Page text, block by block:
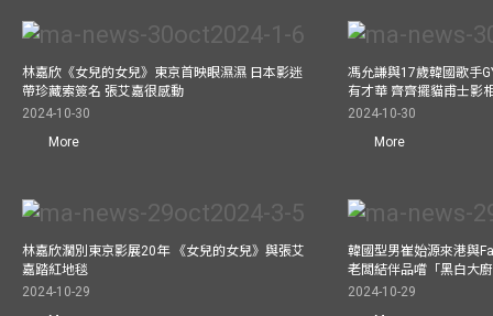
林嘉欣《女兒的女兒》東京首映眼濕濕 日本影迷
帶珍藏索簽名 張艾嘉很感動
2024-10-30
More
馮允謙與17歲韓國歌手
有才華 齊齊擺貓甫士影
2024-10-30
More
林嘉欣濶別東京影展20年 《女兒的女兒》與張艾
嘉踏紅地毯
2024-10-29
韓國型男崔始源來港與
老闆結伴品嚐「黑白大
2024-10-29